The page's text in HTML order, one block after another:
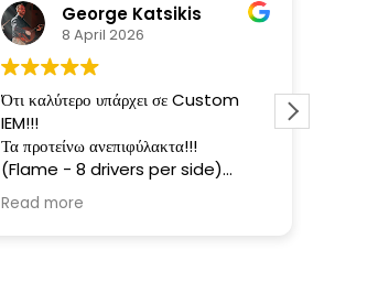
George Katsikis
8 April 2026
Ότι καλύτερο υπάρχει σε Custom
IEM!!!
Τα προτείνω ανεπιφύλακτα!!!
(Flame - 8 drivers per side)
Τέλειος ήχος με λεπτομέρεια και
απόκριση όλου του φάσματος των
Read more